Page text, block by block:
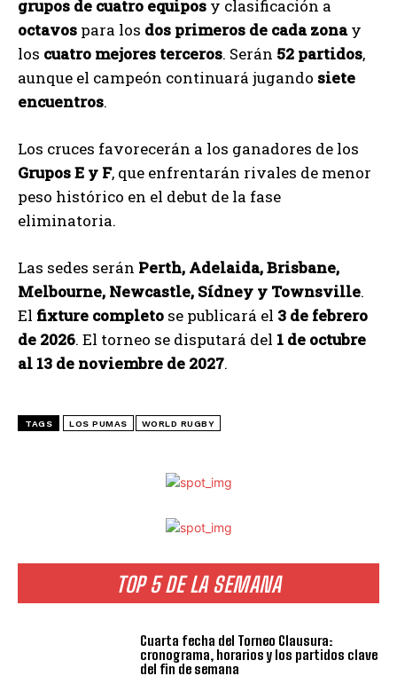
TOP 5 DE LA SEMANA
Cuarta fecha del Torneo Clausura:
cronograma, horarios y los partidos clave
del fin de semana
grupos de cuatro equipos y clasificación a
octavos para los dos primeros de cada zonay
los cuatro mejores terceros. Serán 52 partidos,
aunque el campeón continuará jugando siete
encuentros.
Los cruces favorecerán a los ganadores de los
Grupos E y F, que enfrentarán rivales de menor
peso histórico en el debut de la fase
eliminatoria.
Las sedes serán Perth, Adelaida, Brisbane,
Melbourne, Newcastle, Sídney y Townsville.
El fixture completo se publicará el 3 de febrero
de 2026. El torneo se disputará del 1 de octubre
al 13 de noviembre de 2027.
TAGS LOS PUMAS WORLD RUGBY